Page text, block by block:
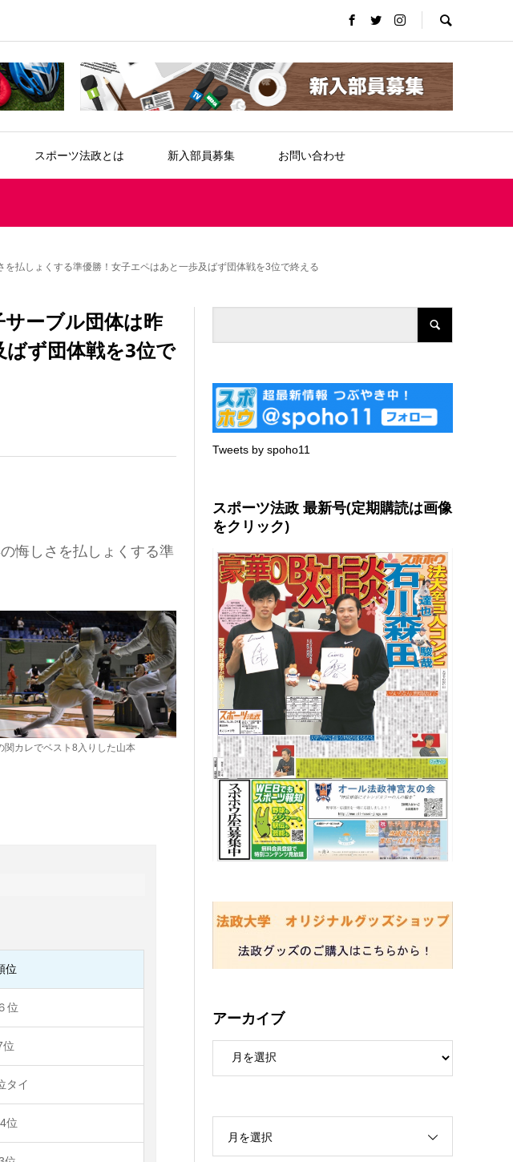
スポーツ法政とは 新入部員募集 お問い合わせ
払しょくする準優勝！女子エペはあと一歩及ばず団体戦を3位で終える
ーブル団体は昨
ず団体戦を3位で
悔しさを払しょくする準
関カレでベスト8入りした山本
位
位
位
タイ
位
Tweets by spoho11
スポーツ法政 最新号(定期購読は画像
をクリック)
アーカイブ
月を選択